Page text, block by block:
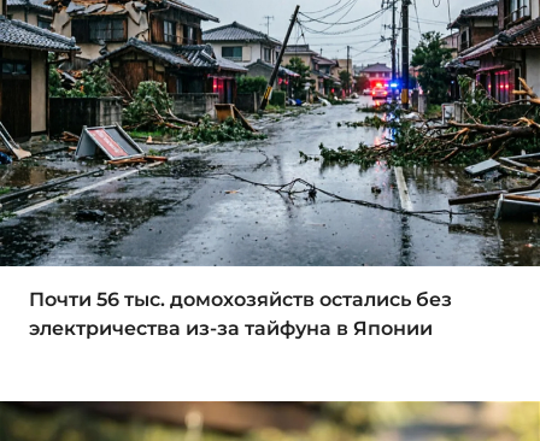
Почти 56 тыс. домохозяйств остались без
электричества из-за тайфуна в Японии